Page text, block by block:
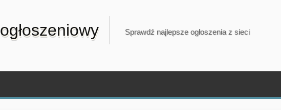
Sprawdź najlepsze ogłoszenia z sieci